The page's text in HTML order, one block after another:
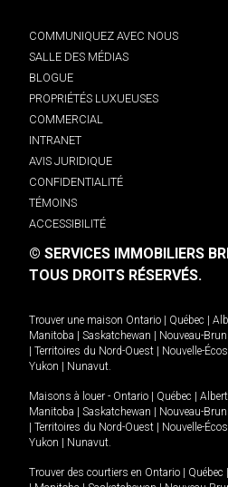
COMMUNIQUEZ AVEC NOUS
SALLE DES MÉDIAS
BLOGUE
PROPRIÉTÉS LUXUEUSES
COMMERCIAL
INTRANET
AVIS JURIDIQUE
CONFIDENTIALITÉ
TÉMOINS
ACCESSIBILITÉ
© SERVICES IMMOBILIERS
TOUS DROITS RÉSERVÉS.
Trouver une maison Ontario Québec
Manitoba
Saskatchewan Nouveau-
Territoires du Nord-Ouest Nouvelle-
Yukon
Nunavut.
Maisons à louer - Ontario Québec
Manitoba
Saskatchewan Nouveau-
Territoires du Nord-Ouest Nouvelle-
Yukon
Nunavut.
Trouver des courtiers en Ontario Québec